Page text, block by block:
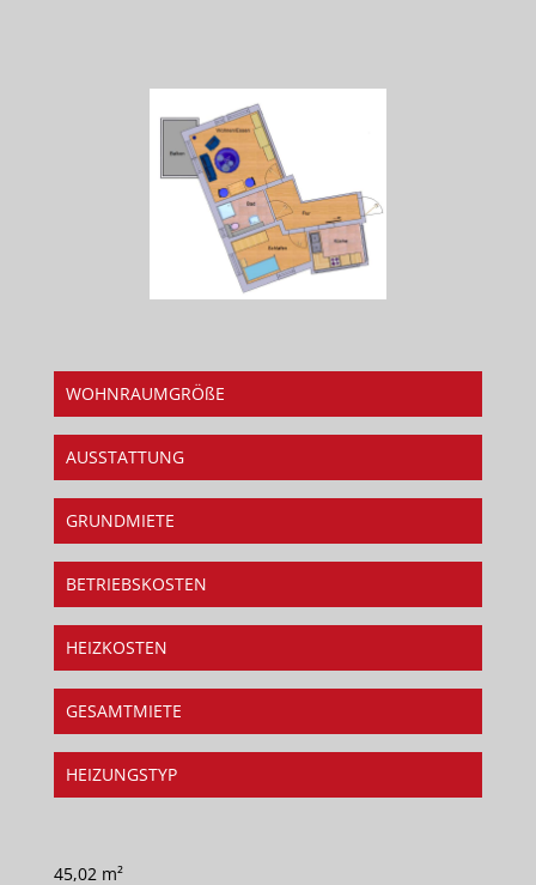
WOHNRAUMGRÖßE
AUSSTATTUNG
GRUNDMIETE
BETRIEBSKOSTEN
HEIZKOSTEN
GESAMTMIETE
HEIZUNGSTYP
45,02 m²